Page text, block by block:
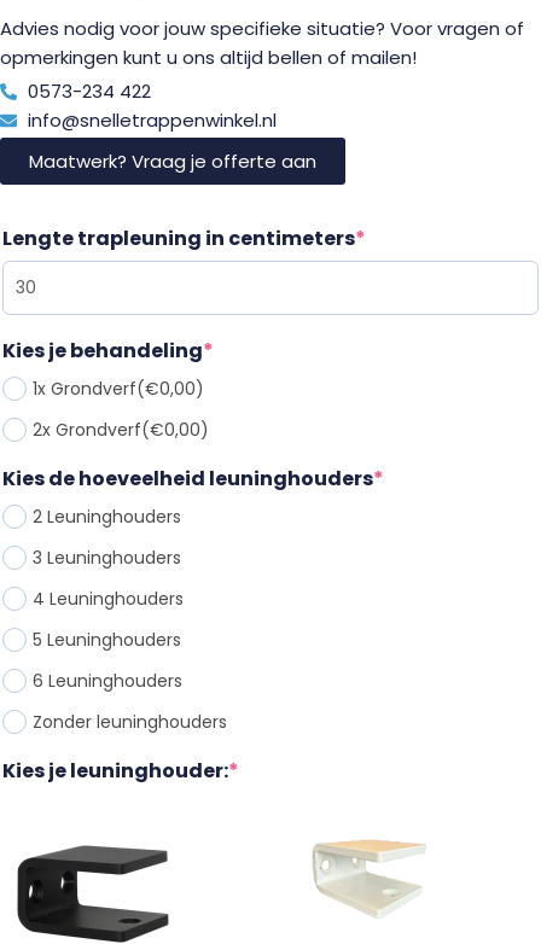
Advies nodig voor jouw specifieke situatie? Voor vragen of
opmerkingen kunt u ons altijd bellen of mailen!
0573-234 422
info@snelletrappenwinkel.nl
Maatwerk? Vraag je offerte aan
Lengte trapleuning in centimeters*
Kies je behandeling*
1x Grondverf(€0,00)
2x Grondverf(€0,00)
Kies de hoeveelheid leuninghouders*
2 Leuninghouders
3 Leuninghouders
4 Leuninghouders
5 Leuninghouders
6 Leuninghouders
Zonder leuninghouders
Kies je leuninghouder:*